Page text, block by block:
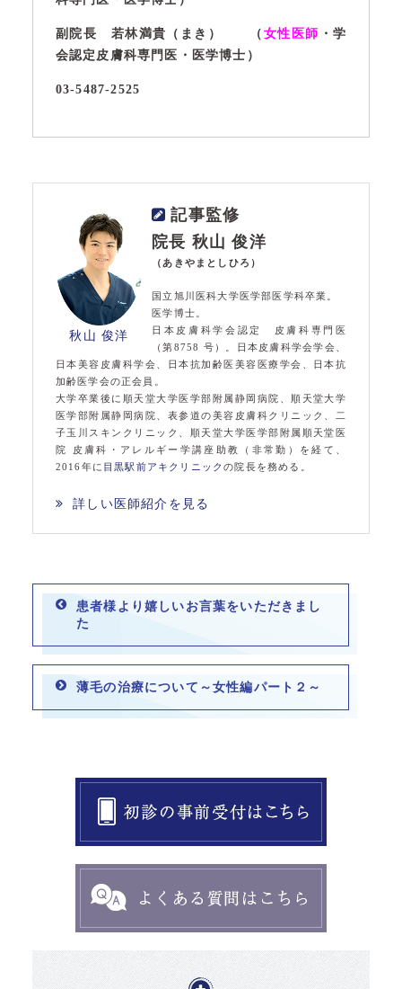
副院長 若林満貴（まき） （ 女性医師 ・学
会認定皮膚科専門医・医学博士）
03-5487-2525
秋山 俊洋
記事監修
院長 秋山 俊洋
（あきやまとしひろ）
国立旭川医科大学医学部医学科卒業。
医学博士。
日本皮膚科学会認定 皮膚科専門医
（第8758 号）。日本皮膚科学会学会、
日本美容皮膚科学会、日本抗加齢医美容医療学会、日本抗
加齢医学会の正会員。
大学卒業後に順天堂大学医学部附属静岡病院、順天堂大学
医学部附属静岡病院、表参道の美容皮膚科クリニック、二
子玉川スキンクリニック、順天堂大学医学部附属順天堂医
院 皮膚科・アレルギー学講座助教（非常勤）を経て、
2016年に 目黒駅前アキクリニックの院長を務める。
詳しい医師紹介を見る
患者様より嬉しいお言葉をいただきまし
た
薄毛の治療について～女性編パート２～